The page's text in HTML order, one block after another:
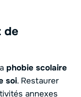
de
phobie scolaire
soi. Restaurer
annexes